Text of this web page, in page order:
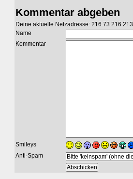
Kommentar abgeben
Deine aktuelle Netzadresse: 216.73.216.213
Name
Kommentar
Smileys
Anti-Spam